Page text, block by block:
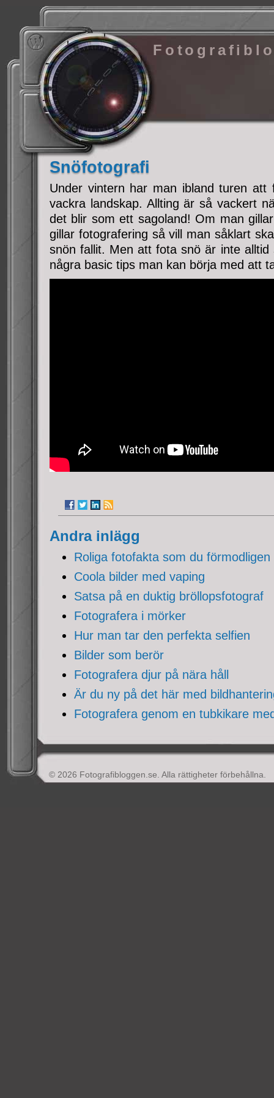
Snöfotografi
Under vintern har man ibland turen att
vackra landskap. Allting är så vackert
det blir som ett sagoland! Om man
gillar fotografering så vill man såklart
snön fallit. Men att fota snö är inte alltid
några basic tips man kan börja med att
Andra inlägg
Roliga fotofakta som du
Coola bilder med vaping
Satsa på en duktig bröllopsfotograf
Fotografera i mörker
Hur man tar den perfekta selfien
Bilder som berör
Fotografera djur på nära håll
Är du ny på det här med
Fotografera genom en tubkikare
© 2026 Fotografibloggen.se. Alla rättigheter förbehållna.